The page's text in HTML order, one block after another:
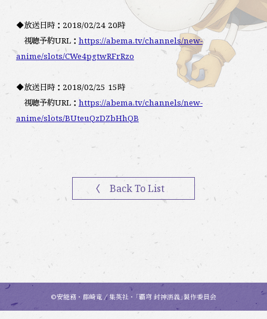
◆放送日時：2018/02/24 20時
視聴予約URL： https://abema.tv/channels/new-
anime/slots/CWe4pgtwRFrRzo
◆放送日時：2018/02/25 15時
視聴予約URL： https://abema.tv/channels/new-
anime/slots/BUteuQzDZbHhQB
〈 Back To List
©安能務・藤崎竜／集英社・「覇穹 封神演義」製作委員会